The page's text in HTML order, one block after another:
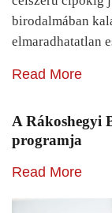
birodalmában
elmaradhatatlan
Read More
A Rákoshegyi
programja
Read More